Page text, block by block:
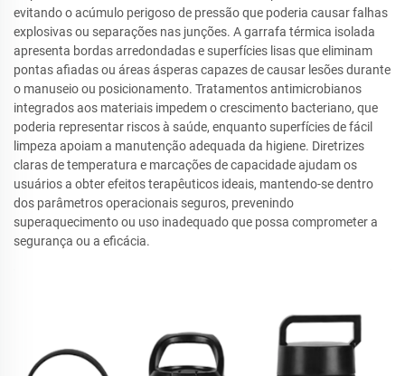
evitando o acúmulo perigoso de pressão que poderia causar falhas
explosivas ou separações nas junções. A garrafa térmica isolada
apresenta bordas arredondadas e superfícies lisas que eliminam
pontas afiadas ou áreas ásperas capazes de causar lesões durante
o manuseio ou posicionamento. Tratamentos antimicrobianos
integrados aos materiais impedem o crescimento bacteriano, que
poderia representar riscos à saúde, enquanto superfícies de fácil
limpeza apoiam a manutenção adequada da higiene. Diretrizes
claras de temperatura e marcações de capacidade ajudam os
usuários a obter efeitos terapêuticos ideais, mantendo-se dentro
dos parâmetros operacionais seguros, prevenindo
superaquecimento ou uso inadequado que possa comprometer a
segurança ou a eficácia.